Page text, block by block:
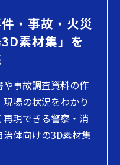
件・事故・火災
素材集」を
や事故調査資料の作
現場の状況をわかり
再現できる警察・消
治体向けの3D素材集